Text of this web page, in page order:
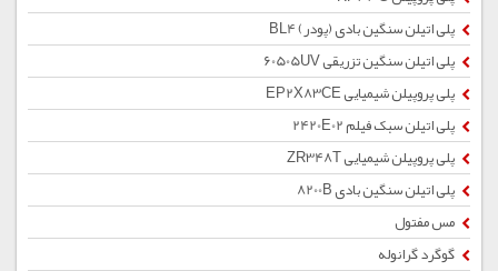
پلی اتیلن سنگین بادی (پودر) BL4
پلی اتیلن سنگین تزریقی 60505UV
پلی پروپیلن شیمیایی EP2X83CE
پلی اتیلن سبک فیلم 2420E02
پلی پروپیلن شیمیایی ZR348T
پلی اتیلن سنگین بادی 8200B
مس مفتول
گوگرد گرانوله